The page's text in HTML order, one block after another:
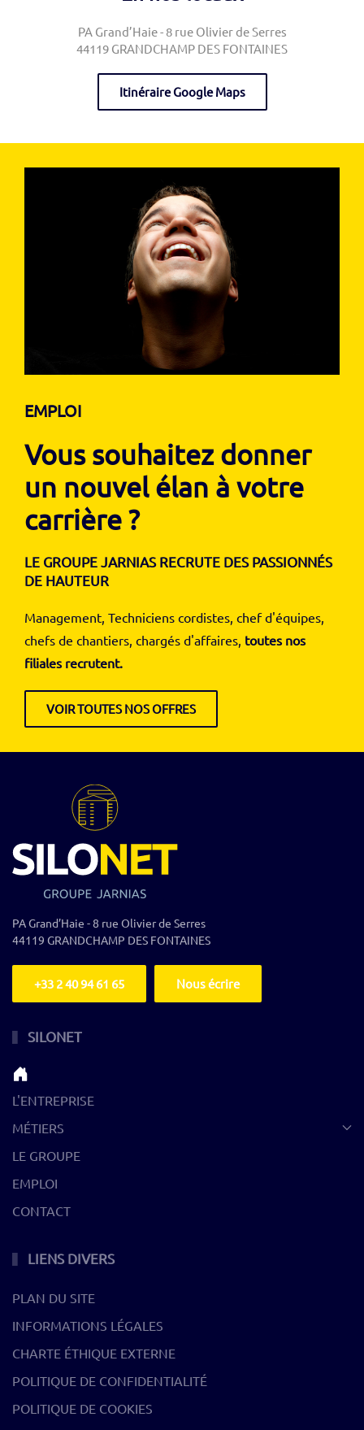
PA Grand’Haie - 8 rue Olivier de Serres
44119 GRANDCHAMP DES FONTAINES
Itinéraire Google Maps
EMPLOI
Vous souhaitez donner
un nouvel élan à votre
carrière ?
LE GROUPE JARNIAS RECRUTE DES PASSIONNÉS
DE HAUTEUR
Management, Techniciens cordistes, chef d'équipes,
chefs de chantiers, chargés d'affaires, toutes nos
filiales recrutent.
VOIR TOUTES NOS OFFRES
PA Grand’Haie - 8 rue Olivier de Serres
44119 GRANDCHAMP DES FONTAINES
‭+33 2 40 94 61 65 Nous écrire
SILONET
L'ENTREPRISE
MÉTIERS
LE GROUPE
EMPLOI
CONTACT
LIENS DIVERS
PLAN DU SITE
INFORMATIONS LÉGALES
CHARTE ÉTHIQUE EXTERNE
POLITIQUE DE CONFIDENTIALITÉ
POLITIQUE DE COOKIES